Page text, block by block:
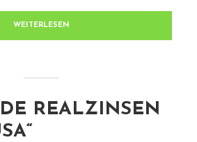
WEITERLESEN
REALZINSEN